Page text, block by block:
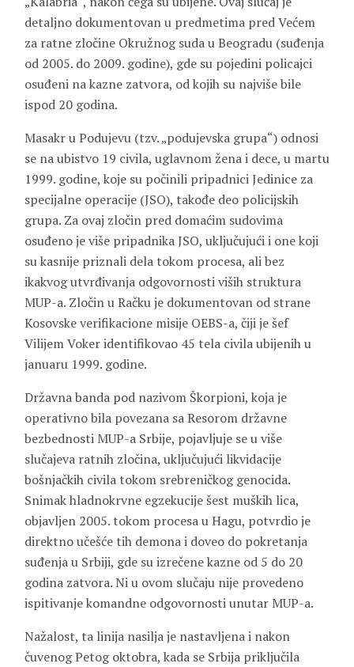
detaljno dokumentovan u predmetima pred Većem
za ratne zločine Okružnog suda u Beogradu (suđenja
od 2005. do 2009. godine), gde su pojedini policajci
osuđeni na kazne zatvora, od kojih su najviše bile
ispod 20 godina.
Masakr u Podujevu (tzv. „podujevska grupa“) odnosi
se na ubistvo 19 civila, uglavnom žena i dece, u martu
1999. godine, koje su počinili pripadnici Jedinice za
specijalne operacije (JSO), takođe deo policijskih
grupa. Za ovaj zločin pred domaćim sudovima
osuđeno je više pripadnika JSO, uključujući i one koji
su kasnije priznali dela tokom procesa, ali bez
ikakvog utvrđivanja odgovornosti viših struktura
MUP-a. Zločin u Račku je dokumentovan od strane
Kosovske verifikacione misije OEBS-a, čiji je šef
Vilijem Voker identifikovao 45 tela civila ubijenih u
januaru 1999. godine.
Državna banda pod nazivom Škorpioni, koja je
operativno bila povezana sa Resorom državne
bezbednosti MUP-a Srbije, pojavljuje se u više
slučajeva ratnih zločina, uključujući likvidacije
bošnjačkih civila tokom srebreničkog genocida.
Snimak hladnokrvne egzekucije šest muških lica,
objavljen 2005. tokom procesa u Hagu, potvrdio je
direktno učešće tih demona i doveo do pokretanja
suđenja u Srbiji, gde su izrečene kazne od 5 do 20
godina zatvora. Ni u ovom slučaju nije provedeno
ispitivanje komandne odgovornosti unutar MUP-a.
Nažalost, ta linija nasilja je nastavljena i nakon
čuvenog Petog oktobra, kada se Srbija priključila